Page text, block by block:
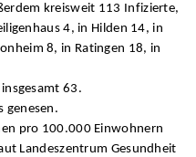
kreisweit 113 Infizierte,
4, in Hilden 14, in
8, in Ratingen 18, in
63.
genesen.
pro 100.000 Einwohnern
Landeszentrum Gesundheit